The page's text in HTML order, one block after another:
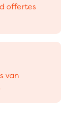
offertes
van